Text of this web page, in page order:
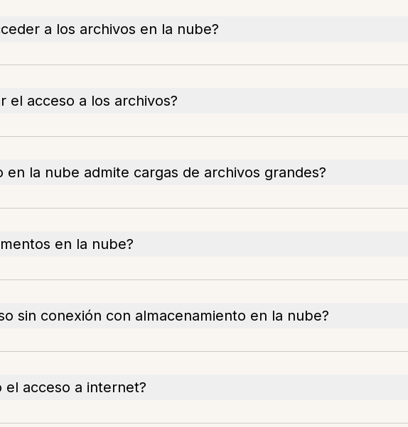
a los archivos en la nube?
el acceso a los archivos?
en la nube admite cargas de archivos grandes?
en la nube?
sin conexión con almacenamiento en la nube?
el acceso a internet?